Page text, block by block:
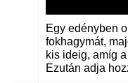
Egy edényben
fokhagymát,
kis ideig, amíg
Ezután adja